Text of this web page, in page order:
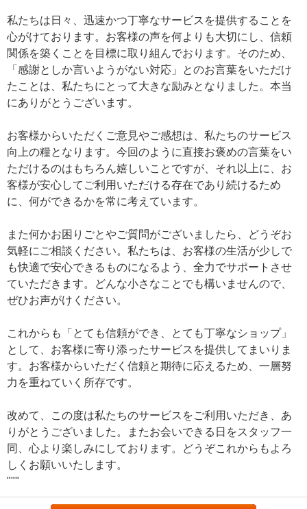
私たちは日々、迅速かつ丁寧なサービスを提供することを
心がけております。お客様の声を何よりも大切にし、信頼
関係を築くことを目標に取り組んでおります。そのため、
「感謝としか言いようがない対応」とのお言葉をいただけ
たことは、私たちにとって大きな励みとなりました。本当
にありがとうございます。
お客様からいただくご意見やご感想は、私たちのサービス
向上の糧となります。今回のように直接お褒めの言葉をい
ただけるのはもちろん嬉しいことですが、それ以上に、お
客様が安心してご利用いただける存在であり続けるため
に、何ができるかを常に考えています。
また何かお困りごとやご質問がございましたら、どうぞお
気軽にご相談ください。私たちは、お客様の生活が少しで
も快適で安心できるものになるよう、全力でサポートさせ
ていただきます。どんな小さなことでも構いませんので、
ぜひお声がけください。
これからも「とても信頼ができ、とても丁寧なショップ」
として、お客様に寄り添ったサービスを提供してまいりま
す。お客様からいただく信頼と期待に応えるため、一層努
力を重ねていく所存です。
改めて、この度は私たちのサービスをご利用いただき、あ
りがとうございました。またお会いできる日をスタッフ一
同、心より楽しみにしております。どうぞこれからもよろ
しくお願いいたします。
"""